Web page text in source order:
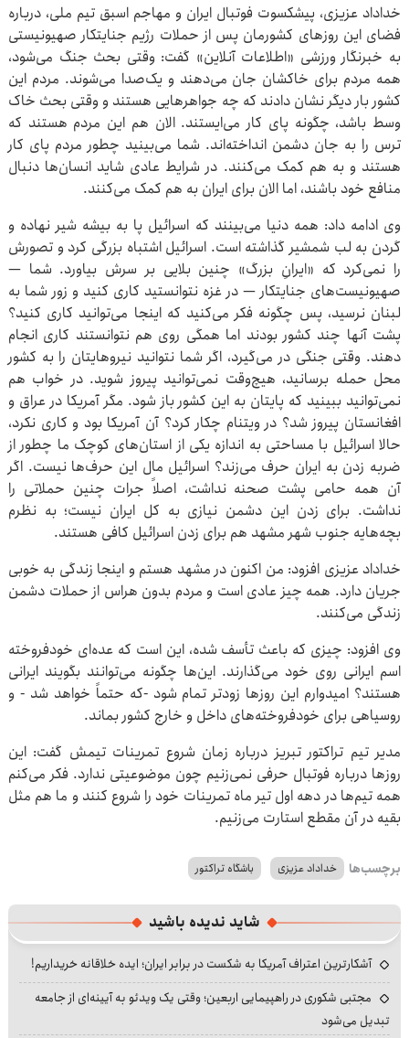
خداداد عزیزی، پیشکسوت فوتبال ایران و مهاجم اسبق تیم ملی، درباره
فضای این روزهای کشورمان پس از حملات رژیم جنایتکار صهیونیستی
به خبرنگار ورزشی «اطلاعات آنلاین» گفت: وقتی بحث جنگ می‌شود،
همه مردم برای خاکشان جان می‌دهند و یک‌صدا می‌شوند. مردم این
کشور بار دیگر نشان دادند که چه جواهرهایی هستند و وقتی بحث خاک
وسط باشد، چگونه پای کار می‌ایستند. الان هم این مردم هستند که
ترس را به جان دشمن انداخته‌اند. شما می‌بینید چطور مردم پای کار
هستند و به هم کمک می‌کنند. در شرایط عادی شاید انسان‌ها دنبال
منافع خود باشند، اما الان برای ایران به هم کمک می‌کنند.
وی ادامه داد: همه دنیا می‌بینند که اسرائیل پا به بیشه شیر نهاده و
گردن به لب شمشیر گذاشته است. اسرائیل اشتباه بزرگی کرد و تصورش
را نمی‌کرد که «ایرانِ بزرگ» چنین بلایی بر سرش بیاورد. شما —
صهیونیست‌های جنایتکار — در غزه نتوانستید کاری کنید و زور شما به
لبنان نرسید، پس چگونه فکر می‌کنید که اینجا می‌توانید کاری کنید؟
پشت آنها چند کشور بودند اما همگی روی هم نتوانستند کاری انجام
دهند. وقتی جنگی در می‌گیرد، اگر شما نتوانید نیروهایتان را به کشور
محل حمله برسانید، هیچ‌وقت نمی‌توانید پیروز شوید. در خواب هم
نمی‌توانید ببینید که پایتان به این کشور باز شود. مگر آمریکا در عراق و
افغانستان پیروز شد؟ در ویتنام چکار کرد؟ آن آمریکا بود و کاری نکرد،
حالا اسرائیل با مساحتی به اندازه یکی از استان‌های کوچک ما چطور از
ضربه زدن به ایران حرف می‌زند؟ اسرائیل مال این حرف‌ها نیست. اگر
آن همه حامی پشت صحنه نداشت، اصلاً جرات چنین حملاتی را
نداشت. برای زدن این دشمن نیازی به کل ایران نیست؛ به نظرم
بچه‌هایه جنوب شهر مشهد هم برای زدن اسرائیل کافی هستند.
خداداد عزیزی افزود: من اکنون در مشهد هستم و اینجا زندگی به خوبی
جریان دارد. همه چیز عادی است و مردم بدون هراس از حملات دشمن
زندگی می‌کنند.
وی افزود: چیزی که باعث تأسف شده، این است که عده‌ای خودفروخته
اسم ایرانی روی خود می‌گذارند. این‌ها چگونه می‌توانند بگویند ایرانی
هستند؟ امیدوارم این روزها زودتر تمام شود -که حتماً خواهد شد - و
روسیاهی برای خودفروخته‌های داخل و خارج کشور بماند.
مدیر تیم تراکتور تبریز درباره زمان شروع تمرینات تیمش گفت: این
روزها درباره فوتبال حرفی نمی‌زنیم چون موضوعیتی ندارد. فکر می‌کنم
همه تیم‌ها در دهه اول تیر ماه تمرینات خود را شروع کنند و ما هم مثل
بقیه در آن مقطع استارت می‌زنیم.
برچسب‌ها خداداد عزیزی باشگاه تراکتور
شاید ندیده باشید
آشکارترین اعتراف آمریکا به شکست در برابر ایران؛ ایده خلاقانه خریداریم!
مجتبی شکوری در راهپیمایی اربعین؛ وقتی یک ویدئو به آیینه‌ای از جامعه
تبدیل می‌شود